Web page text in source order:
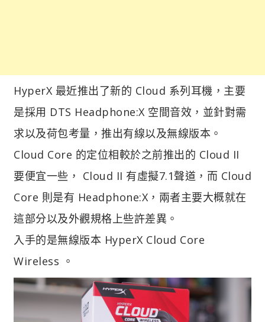
HyperX 最近推出了新的 Cloud 系列耳機，主要
是採用 DTS Headphone:X 空間音效，並針對需
求以及荷包考量，推出有線以及無線版本。
Cloud Core 的定位相較於之前推出的 Cloud II
要便宜一些， Cloud II 有虛擬7.1聲道，而 Cloud
Core 則是有 Headphone:X，兩者主要大概就在
這部分以及外觀規格上些許差異。
入手的是無線版本 HyperX Cloud Core
Wireless 。